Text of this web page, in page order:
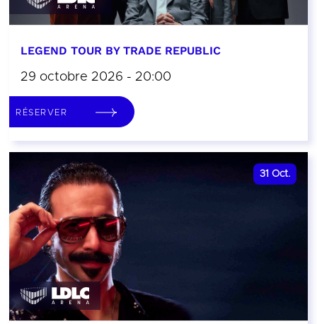
LEGEND TOUR BY TRADE REPUBLIC
29 octobre 2026 - 20:00
RÉSERVER
31 Oct.